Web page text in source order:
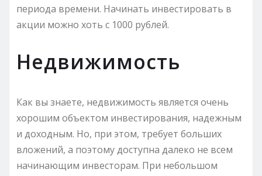
периода времени. Начинать инвестировать в
акции можно хоть с 1000 рублей.
Недвижимость
Как вы знаете, недвижимость является очень
хорошим объектом инвестирования, надежным
и доходным. Но, при этом, требует больших
вложений, а поэтому доступна далеко не всем
начинающим инвесторам. При небольшом